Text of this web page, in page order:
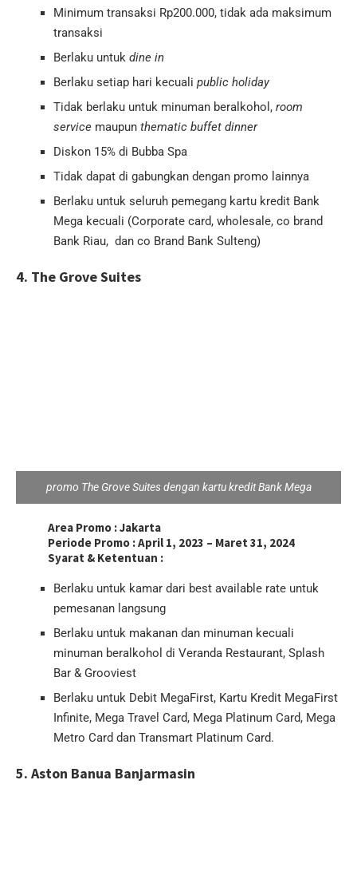
Minimum transaksi Rp200.000, tidak ada maksimum
transaksi
Berlaku untuk dine in
Berlaku setiap hari kecuali public holiday
Tidak berlaku untuk minuman beralkohol, room
service maupun thematic buffet dinner
Diskon 15% di Bubba Spa
Tidak dapat di gabungkan dengan promo lainnya
Berlaku untuk seluruh pemegang kartu kredit Bank
Mega kecuali (Corporate card, wholesale, co brand
Bank Riau, dan co Brand Bank Sulteng)
4. The Grove Suites
promo The Grove Suites dengan kartu kredit Bank Mega
Area Promo :Jakarta
Periode Promo :April 1, 2023 – Maret 31, 2024
Syarat & Ketentuan :
Berlaku untuk kamar dari best available rate untuk
pemesanan langsung
Berlaku untuk makanan dan minuman kecuali
minuman beralkohol di Veranda Restaurant, Splash
Bar & Grooviest
Berlaku untuk Debit MegaFirst, Kartu Kredit MegaFirst
Infinite, Mega Travel Card, Mega Platinum Card, Mega
Metro Card dan Transmart Platinum Card.
5. Aston Banua Banjarmasin